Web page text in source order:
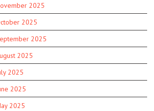
2025
2025
2025
2025
2025
2025
2025